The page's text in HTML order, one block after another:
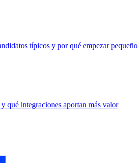
típicos y por qué empezar
qué integraciones aportan más valor